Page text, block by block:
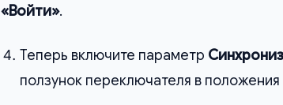
«Войти».
Теперь включите параметр
ползунок переключателя в положения